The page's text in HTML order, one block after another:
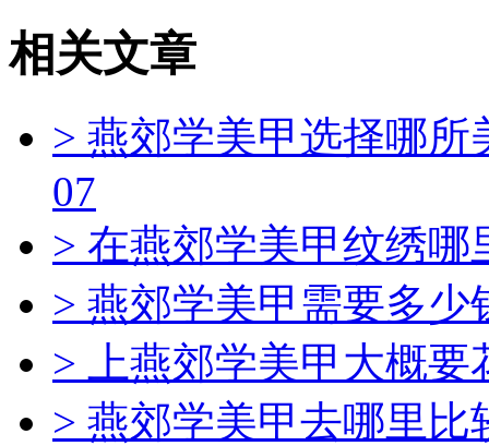
相关文章
> 燕郊学美甲选择哪
07
> 在燕郊学美甲纹绣
> 燕郊学美甲需要多
> 上燕郊学美甲大概
> 燕郊学美甲去哪里